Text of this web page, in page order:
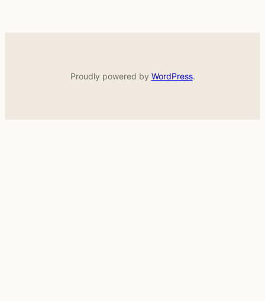
Proudly powered by WordPress.